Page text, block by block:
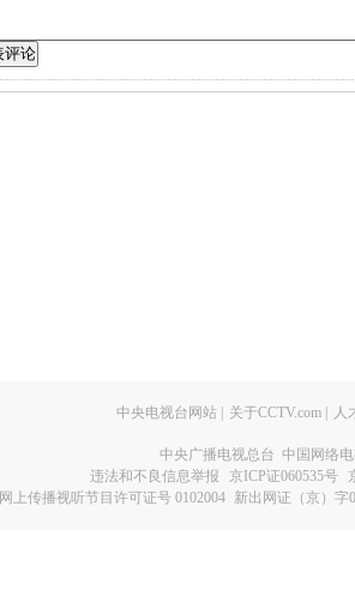
中央电视台网站 关于CCTV.com 人
中央广播电视总台 中国网络
违法和不良信息举报
京ICP证060535号
网上传播视听节目许可证号 0102004 新出网证（京）